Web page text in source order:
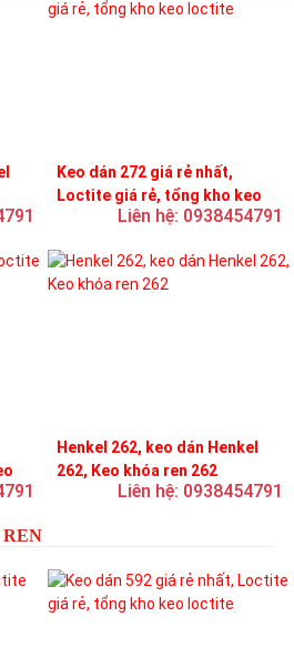
Keo dán 272 giá rẻ nhất,
Loctite giá rẻ, tổng kho keo
Liên hệ: 0938454791
Henkel 262, keo dán Henkel
262, Keo khóa ren 262
Liên hệ: 0938454791